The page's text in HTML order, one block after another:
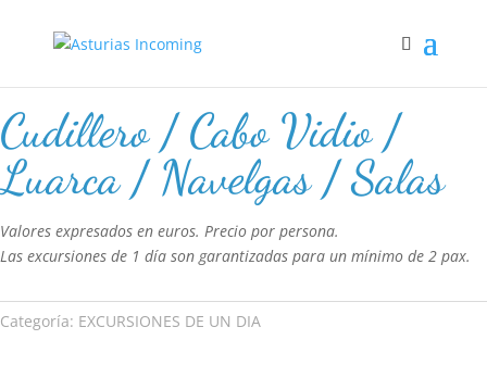
Navelgas / Salas
Cudillero / Cabo Vidio /
Luarca / Navelgas / Salas
Valores expresados en euros. Precio por persona.
Las excursiones de 1 día son garantizadas para un mínimo de 2 pax.
Categoría: EXCURSIONES DE UN DIA